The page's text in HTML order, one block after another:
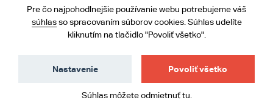
Obchodné podmienky
Ochrana osobných údajov
Pre čo najpohodlnejšie používanie webu potrebujeme váš
súhlasso spracovaním súborov cookies. Súhlas udelíte
kliknutím na tlačidlo "Povoliť všetko".
Povoliť všetko
Nastavenie
Súhlas môžeteodmietnuť tu